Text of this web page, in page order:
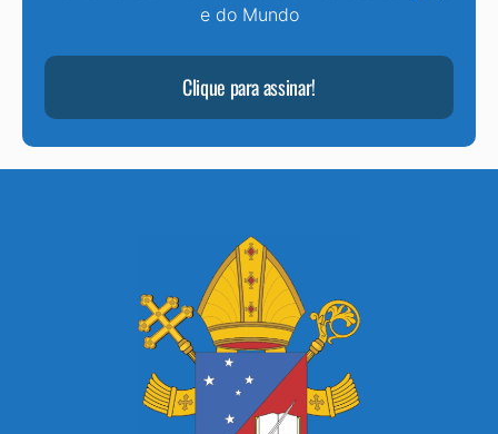
e do Mundo
Clique para assinar!